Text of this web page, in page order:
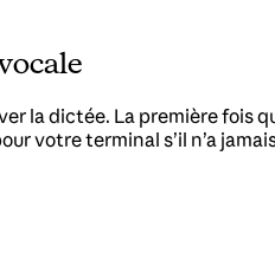
la dictée. La première fois
votre terminal s’il n’a